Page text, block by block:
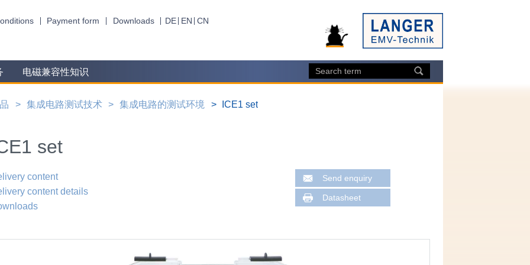
Payment form Downloads DE EN CN
电磁兼容性知识
集成电路测试技术 集成电路的测试环境 ICE1 set
set
content
content details
Send enquiry
Datasheet